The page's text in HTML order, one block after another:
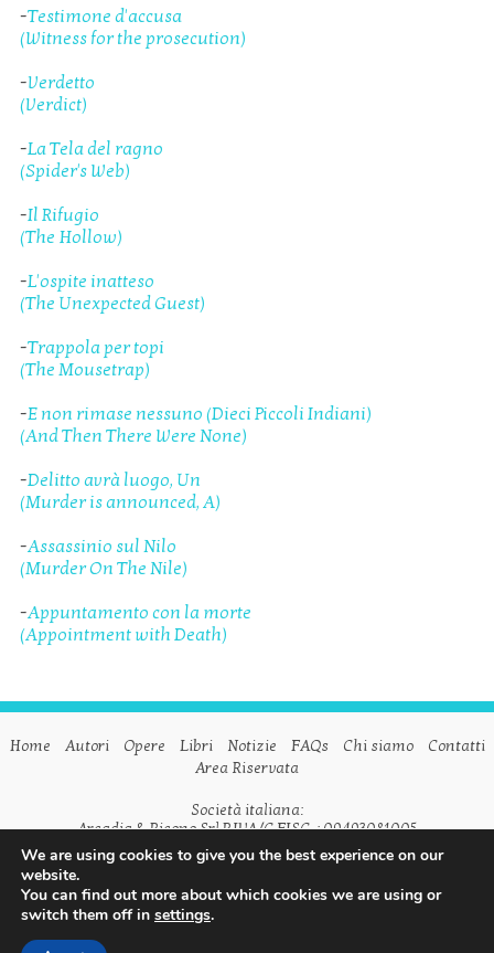
-Testimone d'accusa
(Witness for the prosecution)
-Verdetto
(Verdict)
-La Tela del ragno
(Spider's Web)
-Il Rifugio
(The Hollow)
-L'ospite inatteso
(The Unexpected Guest)
-Trappola per topi
(The Mousetrap)
-E non rimase nessuno (Dieci Piccoli Indiani)
(And Then There Were None)
-Delitto avrà luogo, Un
(Murder is announced, A)
-Assassinio sul Nilo
(Murder On The Nile)
-Appuntamento con la morte
(Appointment with Death)
Home Autori Opere Libri Notizie FAQs Chi siamo
Contatti
Area Riservata
Società italiana:
Arcadia & Ricono Srl P.IVA/C.FISC. : 09493081005
Società inglese:
Arcadia & Ricono Ltd VAT n. GB798542175
Seguici su
We are using cookies to give you the best experience on our
website.
You can find out more about which cookies we are using or
switch them off in settings.